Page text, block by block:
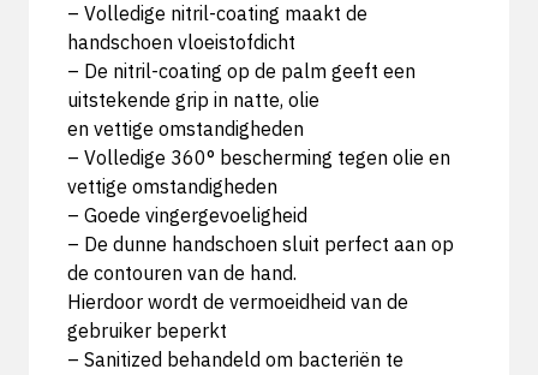
– Volledige nitril-coating maakt de
handschoen vloeistofdicht
– De nitril-coating op de palm geeft een
uitstekende grip in natte, olie
en vettige omstandigheden
– Volledige 360° bescherming tegen olie en
vettige omstandigheden
– Goede vingergevoeligheid
– De dunne handschoen sluit perfect aan op
de contouren van de hand.
Hierdoor wordt de vermoeidheid van de
gebruiker beperkt
– Sanitized behandeld om bacteriën te